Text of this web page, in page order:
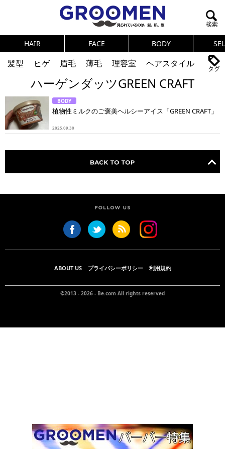
HAIR FACE BODY
髪型 ヒゲ 眉毛 薄毛 理容室
ヘアスタイル
ヘアカタログ
体臭 ニオイ
連載
メンズコスメ
NEWS PICK UP 筋肉
女の本音
テストステロン
海外セレブ
健康
スキンケア 食事
調査結果
トレーニング
好印象な男
頭皮ケア
ダイエット
理容室
ハーゲンダッツGREEN CRAFT
BODY
植物性ミルクのご褒美ヘルシーアイス「GREEN CRAFT」
2025.09.30
ABOUT US プライバシーポリシー 利用規約
©2013 - 2026 - Be.com All rights reserved